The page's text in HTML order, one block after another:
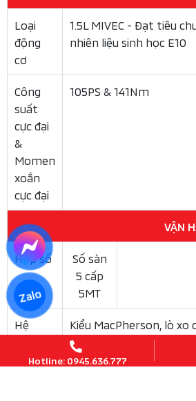
chở những vật dụng cồng kềnh như
nhỏ, v.v., biến Xpander trở thành
thực thụ.
Khi gập cả hàng ghế thứ 2 và thứ
tích khoang hành lý của Xpander
Đánh giá khả năng vận hành
Mitsubishi Xpander
Về khả năng vận hành,
Cross 2025tiếp tục sử dụngđộng
tự nhiên, sản sinh công suất 104
141Nm. Điểm gây bất ngờ là
Hotline: 0945.636.777
Zalo